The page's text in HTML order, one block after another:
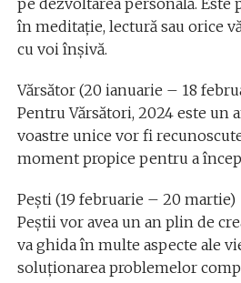
în meditație, lectură sau orice
cu voi înșivă.
Vărsător (20 ianuarie – 18
Pentru Vărsători, 2024 este un
voastre unice vor fi
moment propice pentru a
Pești (19 februarie – 20 martie)
Peștii vor avea un an plin de
va ghida în multe aspecte ale
soluționarea problemelor